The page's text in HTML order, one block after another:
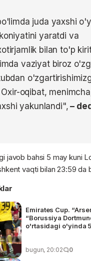
juda yaxshi
yaratdi va
bilan to'p
vaziyat biroz
oqibat,
yakunlandi", –
javob bahsi 5 may kuni
vaqti bilan 23:59 da
Emirates Cup.
“Borussiya
o'rtasidagi o'yinda
bugun, 20:02 0